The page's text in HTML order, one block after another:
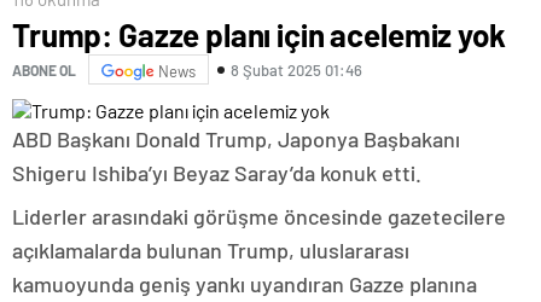
Trump: Gazze planı için acelemiz yok
ABONE OL News 8 Şubat 2025 01:46
ABD Başkanı Donald Trump, Japonya Başbakanı
Shigeru Ishiba’yı Beyaz Saray’da konuk etti.
Liderler arasındaki görüşme öncesinde gazetecilere
açıklamalarda bulunan Trump, uluslararası
kamuoyunda geniş yankı uyandıran Gazze planına